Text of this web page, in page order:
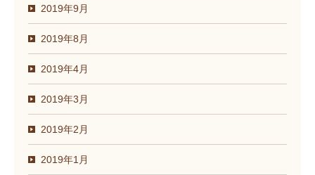
2019年9月
2019年8月
2019年4月
2019年3月
2019年2月
2019年1月